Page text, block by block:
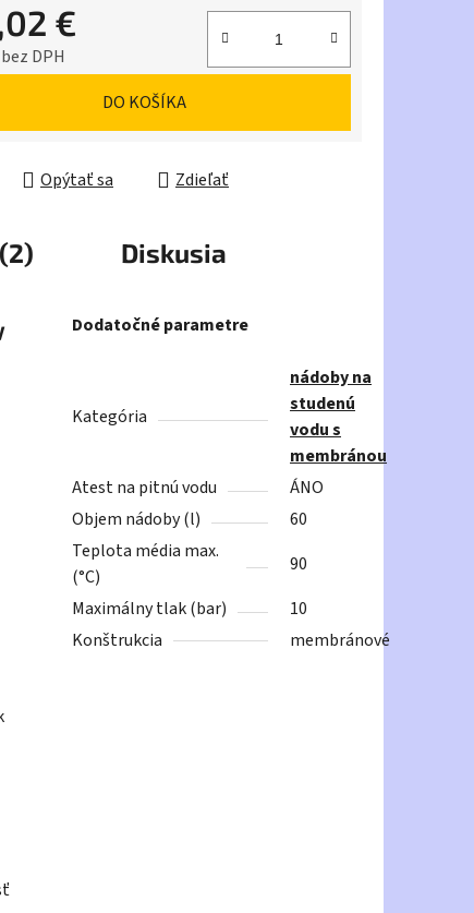
€
DPH
DO KOŠÍKA
Opýtať sa Zdieľať
Diskusia
Dodatočné parametre
Kategória
nádoby na
studenú
vodu s
membránou
Atest na pitnú vodu
ÁNO
Objem nádoby (l)
60
Teplota média max.
(°C)
90
Maximálny tlak (bar)
10
Konštrukcia
membránové